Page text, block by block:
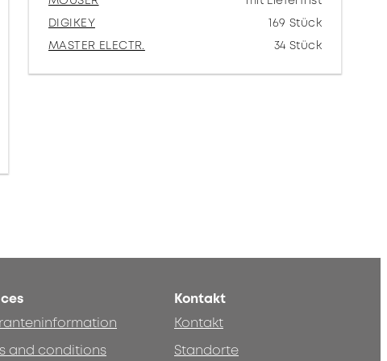
DIGIKEY
169 Stück
MASTER ELECTR.
34 Stück
and conditions
Kontakt
Kontakt
Standorte